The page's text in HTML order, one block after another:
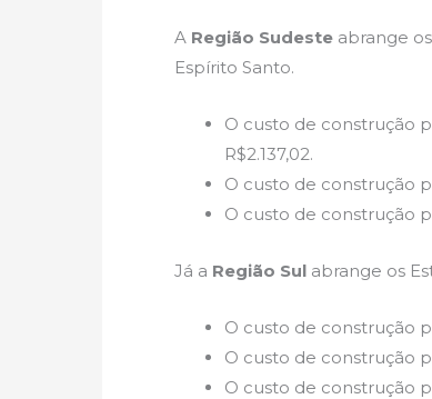
A Região Sudeste abrange
Espírito Santo.
O custo de construção
R$2.137,02.
O custo de construção
O custo de construção
Já a Região Sul abrange os
O custo de construção
O custo de construção
O custo de construção